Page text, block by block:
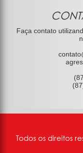
Faça contato
Todos os direitos